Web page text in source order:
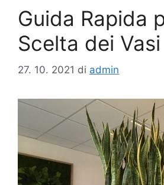
Guida Rapida
Scelta dei Vasi
27. 10. 2021 di admin